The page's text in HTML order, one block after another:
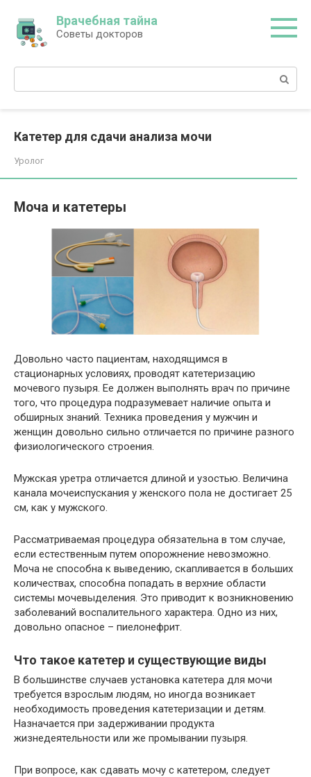
контенту
Врачебная тайна
Советы докторов
Поиск:
Катетер для сдачи анализа мочи
Уролог
Моча и катетеры
Довольно часто пациентам, находящимся в
стационарных условиях, проводят катетеризацию
мочевого пузыря. Ее должен выполнять врач по причине
того, что процедура подразумевает наличие опыта и
обширных знаний. Техника проведения у мужчин и
женщин довольно сильно отличается по причине разного
физиологического строения.
Мужская уретра отличается длиной и узостью. Величина
канала мочеиспускания у женского пола не достигает 25
см, как у мужского.
Рассматриваемая процедура обязательна в том случае,
если естественным путем опорожнение невозможно.
Моча не способна к выведению, скапливается в больших
количествах, способна попадать в верхние области
системы мочевыделения. Это приводит к возникновению
заболеваний воспалительного характера. Одно из них,
довольно опасное – пиелонефрит.
Что такое катетер и существующие виды
В большинстве случаев установка катетера для мочи
требуется взрослым людям, но иногда возникает
необходимость проведения катетеризации и детям.
Назначается при задерживании продукта
жизнедеятельности или же промывании пузыря.
При вопросе, как сдавать мочу с катетером, следует